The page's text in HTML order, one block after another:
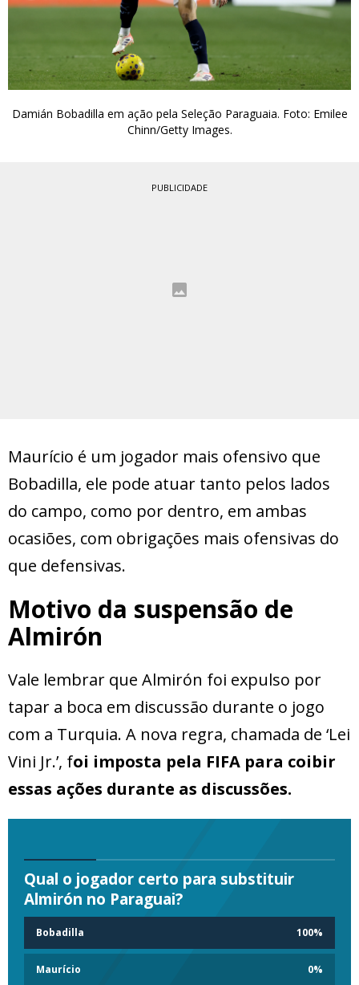
Damián Bobadilla em ação pela Seleção Paraguaia. Foto: Emilee
Chinn/Getty Images.
PUBLICIDADE
Maurício é um jogador mais ofensivo que
Bobadilla, ele pode atuar tanto pelos lados
do campo, como por dentro, em ambas
ocasiões, com obrigações mais ofensivas do
que defensivas.
Motivo da suspensão de
Almirón
Vale lembrar que Almirón foi expulso por
tapar a boca em discussão durante o jogo
com a Turquia. A nova regra, chamada de ‘Lei
Vini Jr.’, foi imposta pela FIFA para coibir
essas ações durante as discussões.
Qual o jogador certo para substituir
Almirón no Paraguai?
Bobadilla 100%
Maurício 0%